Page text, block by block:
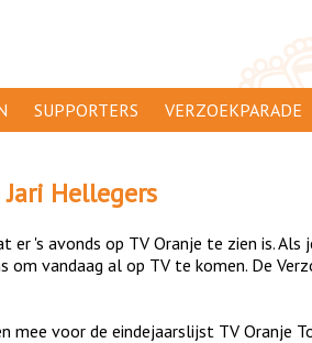
SUPPORTERS
AANMELDEN
VERZOEKPARADE
Jari Hellegers
er 's avonds op TV Oranje te zien is. Als
om vandaag al op TV te komen. De
mee voor de eindejaarslijst TV Oranje